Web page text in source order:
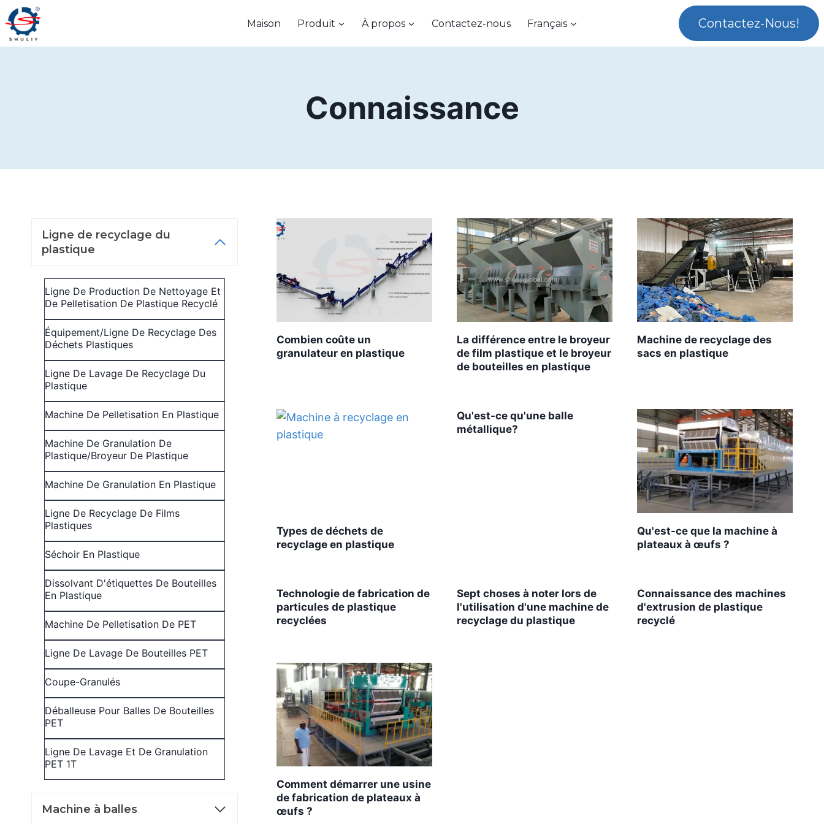
Aller
au
contenu
Maison Produit À propos Contactez-nous Français Contactez-Nous!
Connaissance
Combien coûte un
granulateur en plastique
La différence entre le broyeur
de film plastique et le broyeur
de bouteilles en plastique
Machine de recyclage des
sacs en plastique
Types de déchets de
recyclage en plastique
Qu'est-ce qu'une balle
métallique?
Qu'est-ce que la machine à
plateaux à œufs ?
Technologie de fabrication de
particules de plastique
recyclées
Sept choses à noter lors de
l'utilisation d'une machine de
recyclage du plastique
Connaissance des machines
d'extrusion de plastique
recyclé
Comment démarrer une usine
de fabrication de plateaux à
œufs ?
Ligne de recyclage du
plastique
Ligne De Production De Nettoyage Et
De Pelletisation De Plastique Recyclé
Équipement/ligne De Recyclage Des
Déchets Plastiques
Ligne De Lavage De Recyclage Du
Plastique
Machine De Pelletisation En Plastique
Machine De Granulation De
Plastique/broyeur De Plastique
Machine De Granulation En Plastique
Ligne De Recyclage De Films
Plastiques
Séchoir En Plastique
Dissolvant D'étiquettes De Bouteilles
En Plastique
Machine De Pelletisation De PET
Ligne De Lavage De Bouteilles PET
Coupe-Granulés
Déballeuse Pour Balles De Bouteilles
PET
Ligne De Lavage Et De Granulation
PET 1T
Machine à balles